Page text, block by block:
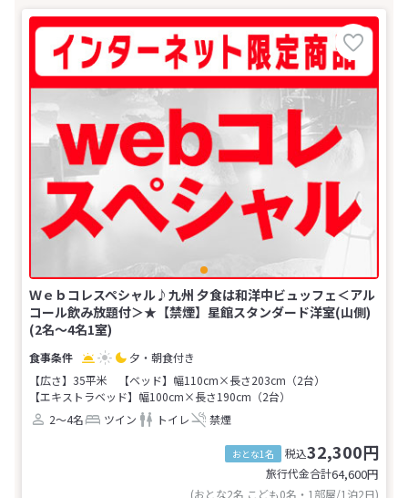
Ｗｅｂコレスペシャル♪九州 夕食は和洋中ビュッフェ＜アル
コール飲み放題付＞★【禁煙】星館スタンダード洋室(山側)
(2名～4名1室)
夕・朝食付き
【広さ】35平米
【ベッド】幅110cm×長さ203cm（2台）
【エキストラベッド】幅100cm×長さ190cm（2台）
2～4名
ツイン トイレ 禁煙
おとな1名 税込32,300円
旅行代金合計64,600円
(おとな2名 こども0名・1部屋/1泊2日)